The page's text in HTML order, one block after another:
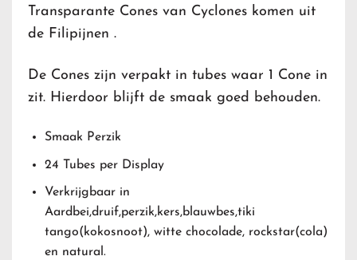
Transparante Cones van Cyclones komen uit
de Filipijnen .
De Cones zijn verpakt in tubes waar 1 Cone in
zit. Hierdoor blijft de smaak goed behouden.
Smaak Perzik
24 Tubes per Display
Verkrijgbaar in
Aardbei,druif,perzik,kers,blauwbes,tiki
tango(kokosnoot), witte chocolade, rockstar(cola)
en natural.